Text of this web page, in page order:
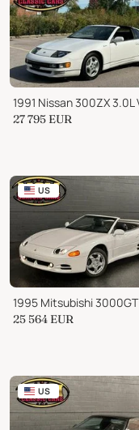
27 795 EUR
US
1995 Mitsubishi 3000GT
25 564 EUR
US